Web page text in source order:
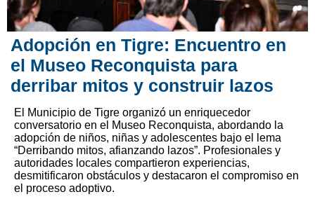
Adopción en Tigre: Encuentro en
el Museo Reconquista para
derribar mitos y construir lazos
El Municipio de Tigre organizó un enriquecedor
conversatorio en el Museo Reconquista, abordando la
adopción de niños, niñas y adolescentes bajo el lema
“Derribando mitos, afianzando lazos”. Profesionales y
autoridades locales compartieron experiencias,
desmitificaron obstáculos y destacaron el compromiso en
el proceso adoptivo.